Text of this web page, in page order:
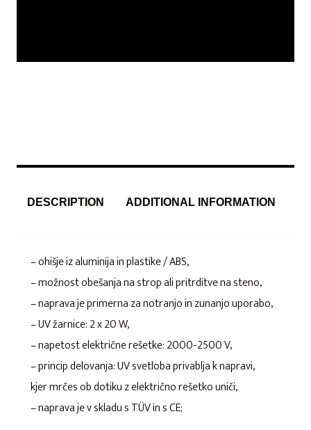
DESCRIPTION ADDITIONAL INFORMATION
– ohišje iz aluminija in plastike / ABS,
– možnost obešanja na strop ali pritrditve na steno,
– naprava je primerna za notranjo in zunanjo uporabo,
– UV žarnice: 2 x 20 W,
– napetost električne rešetke: 2000-2500 V,
– princip delovanja: UV svetloba privablja k napravi,
kjer mrčes ob dotiku z električno rešetko uniči,
– naprava je v skladu s TÜV in s CE;